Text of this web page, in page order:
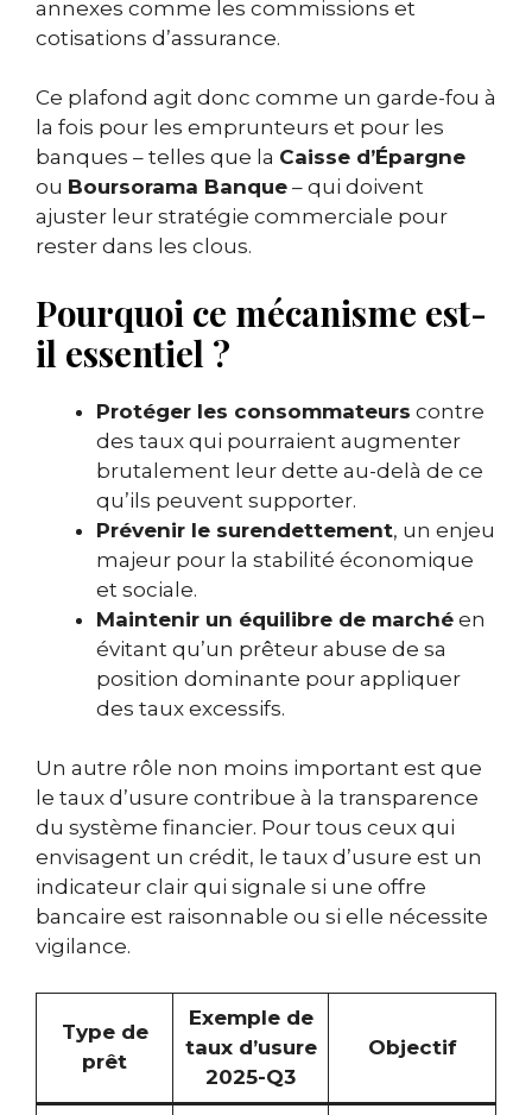
annexes comme les commissions et
cotisations d’assurance.
Ce plafond agit donc comme un garde-fou à
la fois pour les emprunteurs et pour les
banques – telles que la Caisse d’Épargne
ou Boursorama Banque – qui doivent
ajuster leur stratégie commerciale pour
rester dans les clous.
Pourquoi ce mécanisme est-
il essentiel ?
Protéger les consommateurs contre
des taux qui pourraient augmenter
brutalement leur dette au-delà de ce
qu’ils peuvent supporter.
Prévenir le surendettement, un enjeu
majeur pour la stabilité économique
et sociale.
Maintenir un équilibre de marché en
évitant qu’un prêteur abuse de sa
position dominante pour appliquer
des taux excessifs.
Un autre rôle non moins important est que
le taux d’usure contribue à la transparence
du système financier. Pour tous ceux qui
envisagent un crédit, le taux d’usure est un
indicateur clair qui signale si une offre
bancaire est raisonnable ou si elle nécessite
vigilance.
Type de
prêt
Exemple de
taux d’usure
2025-Q3
Objectif